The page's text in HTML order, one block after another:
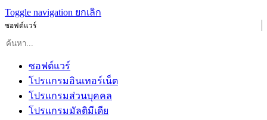
Toggle navigation ยกเลิก
ซอฟต์แวร์
ซอฟต์แวร์
โปรแกรมอินเทอร์เน็ต
โปรแกรมส่วนบุคคล
โปรแกรมมัลติมีเดีย